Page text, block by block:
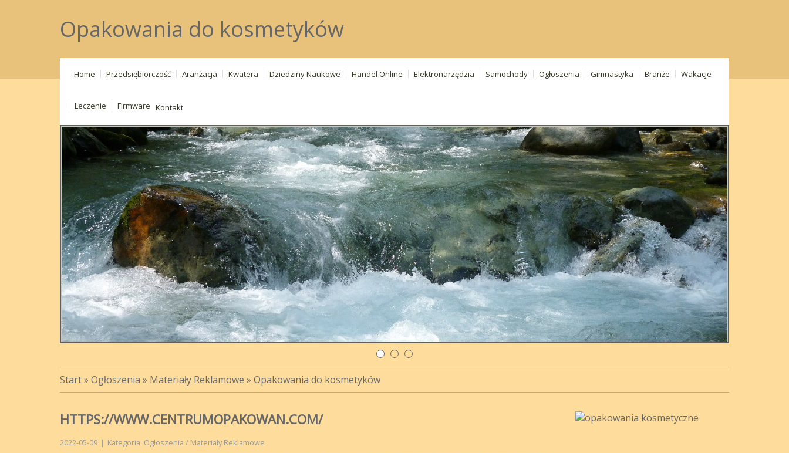
Opakowania do kosmetyków
Home Przedsiębiorczość Aranżacja Kwatera Dziedziny Naukowe Handel Online Elektronarzędzia Samochody Ogłoszenia Gimnastyka Branże Wakacje
Leczenie Firmware Kontakt
Start» Ogłoszenia » Materiały Reklamowe » Opakowania do kosmetyków
HTTPS://WWW.CENTRUMOPAKOWAN.COM/
2022-05-09 | Kategoria: Ogłoszenia / Materiały Reklamowe